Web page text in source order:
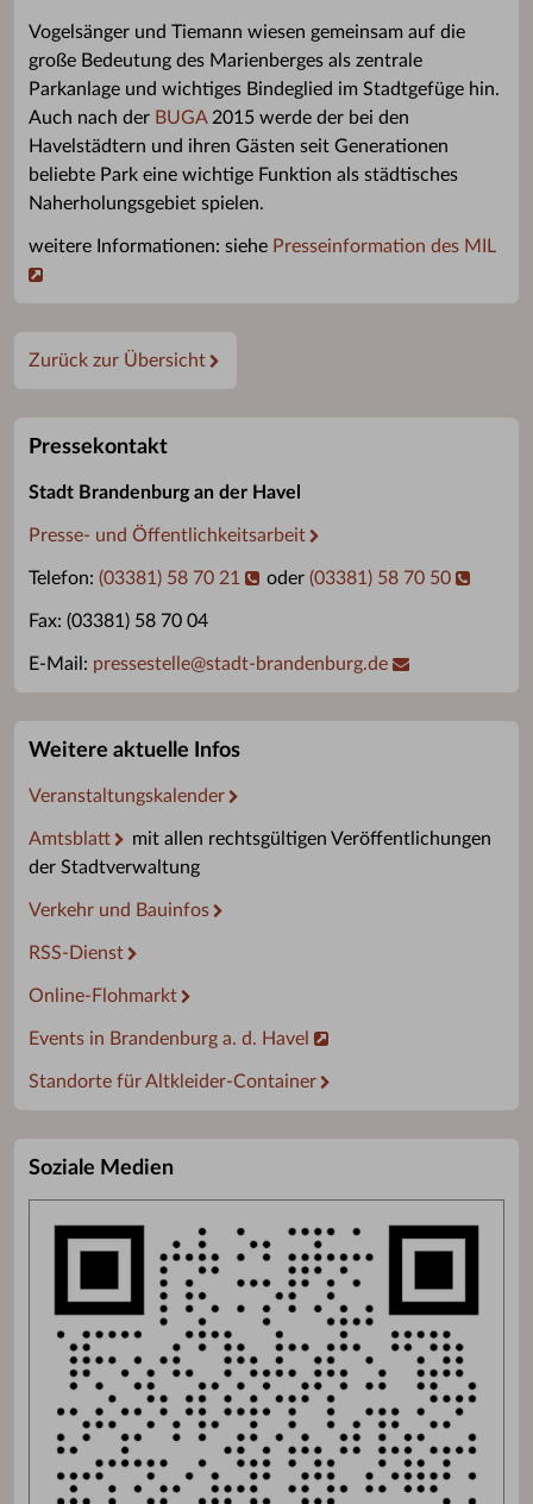
Vogelsänger und Tiemann wiesen gemeinsam auf die
große Bedeutung des Marienberges als zentrale
Parkanlage und wichtiges Bindeglied im Stadtgefüge hin.
Auch nach der BUGA2015 werde der bei den
Havelstädtern und ihren Gästen seit Generationen
beliebte Park eine wichtige Funktion als städtisches
Naherholungsgebiet spielen.
weitere Informationen: siehe Presseinformation des MIL
Zurück zur Übersicht
Pressekontakt
Stadt Brandenburg an der Havel
Presse- und Öffentlichkeitsarbeit
Telefon: (03381) 58 70 21 oder (03381) 58 70 50
Fax: (03381) 58 70 04
E-Mail: pressestelle@stadt-brandenburg.de
Weitere aktuelle Infos
Veranstaltungskalender
Amtsblatt
mit allen rechtsgültigen Veröffentlichungen
der Stadtverwaltung
Verkehr und Bauinfos
RSS-Dienst
Online-Flohmarkt
Events in Brandenburg a. d. Havel
Standorte für Altkleider-Container
Soziale Medien